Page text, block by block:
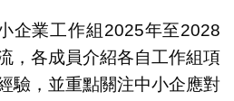
企業工作組2025年至2028
，各成員介紹各自工作組項
驗，並重點關注中小企應對